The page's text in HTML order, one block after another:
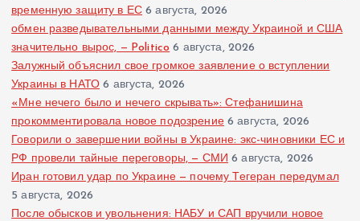
временную защиту в ЕС 6 августа, 2026
обмен разведывательными данными между Украиной и США
значительно вырос, — Politico 6 августа, 2026
Залужный объяснил свое громкое заявление о вступлении
Украины в НАТО 6 августа, 2026
«Мне нечего было и нечего скрывать»: Стефанишина
прокомментировала новое подозрение 6 августа, 2026
Говорили о завершении войны в Украине: экс-чиновники ЕС и
РФ провели тайные переговоры, — СМИ 6 августа, 2026
Иран готовил удар по Украине — почему Тегеран передумал
5 августа, 2026
После обысков и увольнения: НАБУ и САП вручили новое